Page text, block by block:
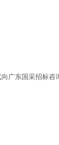
广东国采招标